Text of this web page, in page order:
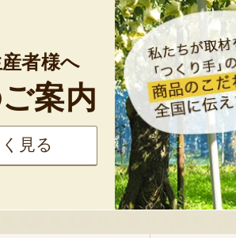
者様へ
案内
見る